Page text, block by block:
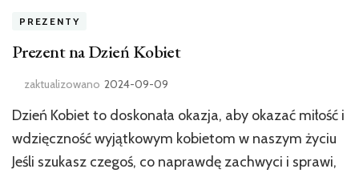
PREZENTY
Prezent na Dzień Kobiet
zaktualizowano 2024-09-09
Dzień Kobiet to doskonała okazja, aby okazać miłość i
wdzięczność wyjątkowym kobietom w naszym życiu
Jeśli szukasz czegoś, co naprawdę zachwyci i sprawi,